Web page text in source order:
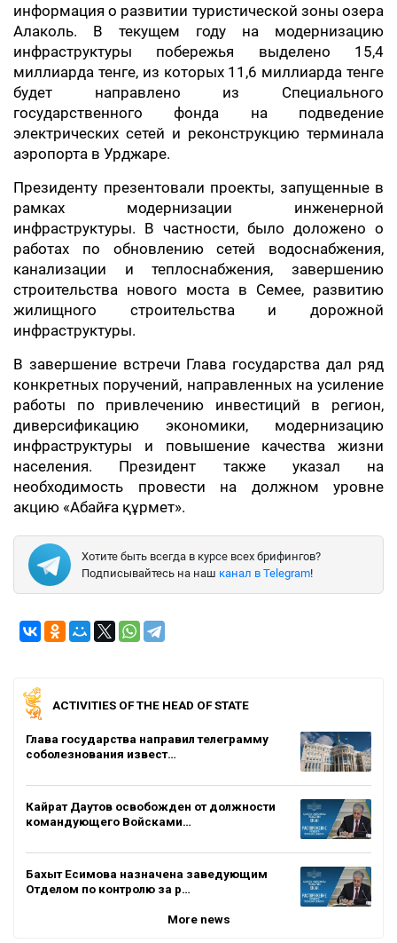
информация о развитии туристической зоны озера
Алаколь. В текущем году на модернизацию
инфраструктуры побережья выделено 15,4
миллиарда тенге, из которых 11,6 миллиарда тенге
будет направлено из Специального
государственного фонда на подведение
электрических сетей и реконструкцию терминала
аэропорта в Урджаре.
Президенту презентовали проекты, запущенные в
рамках модернизации инженерной
инфраструктуры. В частности, было доложено о
работах по обновлению сетей водоснабжения,
канализации и теплоснабжения, завершению
строительства нового моста в Семее, развитию
жилищного строительства и дорожной
инфраструктуры.
В завершение встречи Глава государства дал ряд
конкретных поручений, направленных на усиление
работы по привлечению инвестиций в регион,
диверсификацию экономики, модернизацию
инфраструктуры и повышение качества жизни
населения. Президент также указал на
необходимость провести на должном уровне
акцию «Абайға құрмет».
Хотите быть всегда в курсе всех брифингов?
Подписывайтесь на наш канал в Telegram!
ACTIVITIES OF THE HEAD OF STATE
Глава государства направил телеграмму
соболезнования извест…
Кайрат Даутов освобожден от должности
командующего Войсками…
Бахыт Есимова назначена заведующим
Отделом по контролю за р…
More news